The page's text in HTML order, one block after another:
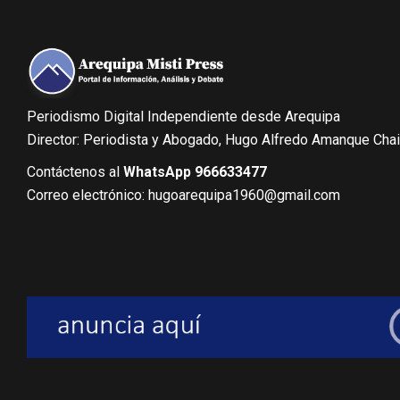
Periodismo Digital Independiente desde Arequipa
Director: Periodista y Abogado, Hugo Alfredo Amanque
Contáctenos al WhatsApp 966633477
Correo electrónico: hugoarequipa1960@gmail.com